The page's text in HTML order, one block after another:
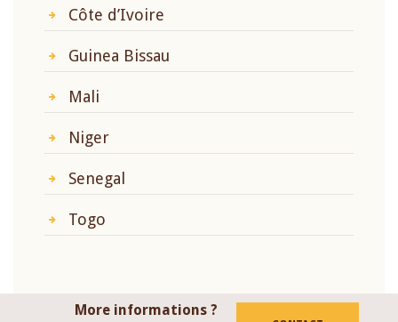
Côte d’Ivoire
Guinea Bissau
Mali
Niger
Senegal
Togo
More informations ?